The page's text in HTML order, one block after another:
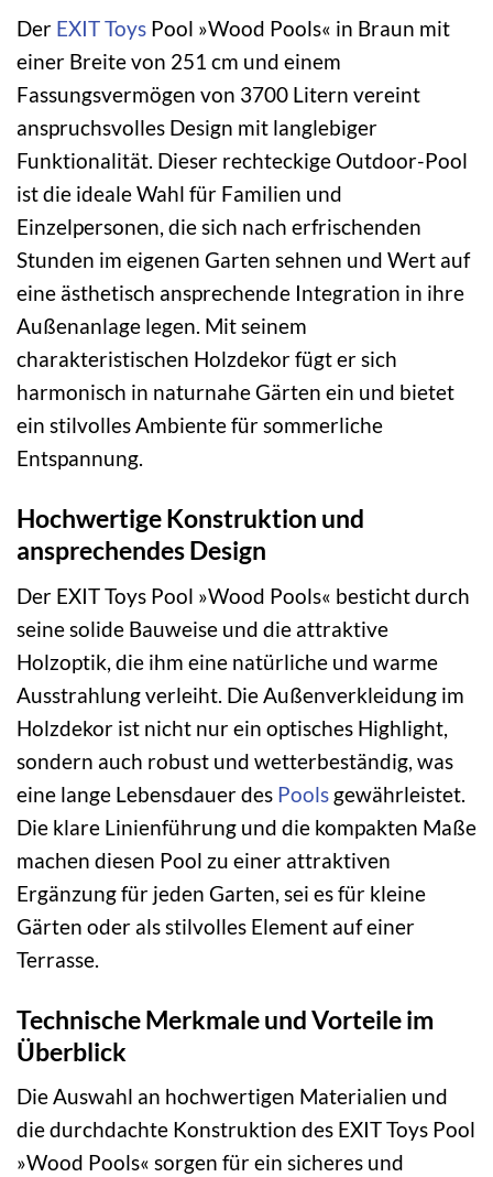
Der EXIT Toys Pool »Wood Pools« in Braun mit
einer Breite von 251 cm und einem
Fassungsvermögen von 3700 Litern vereint
anspruchsvolles Design mit langlebiger
Funktionalität. Dieser rechteckige Outdoor-Pool
ist die ideale Wahl für Familien und
Einzelpersonen, die sich nach erfrischenden
Stunden im eigenen Garten sehnen und Wert auf
eine ästhetisch ansprechende Integration in ihre
Außenanlage legen. Mit seinem
charakteristischen Holzdekor fügt er sich
harmonisch in naturnahe Gärten ein und bietet
ein stilvolles Ambiente für sommerliche
Entspannung.
Hochwertige Konstruktion und
ansprechendes Design
Der EXIT Toys Pool »Wood Pools« besticht durch
seine solide Bauweise und die attraktive
Holzoptik, die ihm eine natürliche und warme
Ausstrahlung verleiht. Die Außenverkleidung im
Holzdekor ist nicht nur ein optisches Highlight,
sondern auch robust und wetterbeständig, was
eine lange Lebensdauer des Pools gewährleistet.
Die klare Linienführung und die kompakten Maße
machen diesen Pool zu einer attraktiven
Ergänzung für jeden Garten, sei es für kleine
Gärten oder als stilvolles Element auf einer
Terrasse.
Technische Merkmale und Vorteile im
Überblick
Die Auswahl an hochwertigen Materialien und
die durchdachte Konstruktion des EXIT Toys Pool
»Wood Pools« sorgen für ein sicheres und